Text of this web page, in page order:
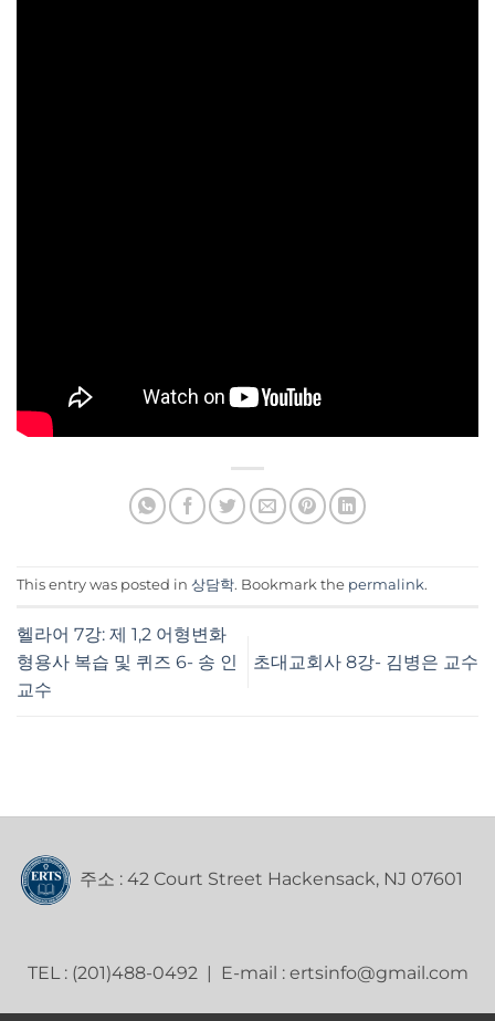
This entry was posted in 상담학. Bookmark the permalink.
헬라어 7강: 제 1,2 어형변화
형용사 복습 및 퀴즈 6- 송 인
교수
초대교회사 8강- 김병은 교수
주소 : 42 Court Street Hackensack, NJ 07601
TEL : (201)488-0492 | E-mail : ertsinfo@gmail.com